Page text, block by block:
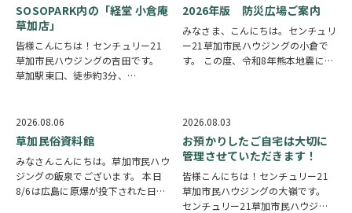
SOSOPARK内の「経堂 小倉庵
草加店」
皆様こんにちは！センチュリー21
草加市民ハウジングの吉田です。
草加駅東口、徒歩約3分、
谷区に本店があるたい焼き専門店と
いう事で気になっており帰り道に利
用いたしました。…
2026年版 防災広場ご案内
みなさま、こんにちは。センチュリ
ー21草加市民ハウジングの小倉で
す。 この度、令和8年熊本地震によ
人事ではなく、日頃から少しでも、
防災意識を高め…
2026.08.06
草加民俗資料館
みなさんこんにちは。草加市民ハウ
ジングの飯泉でございます。 本日
8/6は広島に原爆が投下された日に
2026.08.03
お預かりしたご自宅は大切に
管理させていただきます！
皆様こんにちは！センチュリー21
草加市民ハウジングの大嶺です。
センチュリー21草加市民ハウジン